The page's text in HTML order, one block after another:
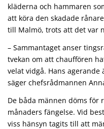
kläderna och hammaren
att köra den skadade
till Malmö, trots att det var
– Sammantaget anser
tvekan om att chauffören
velat vidgå. Hans
säger chefsrådmannen
De båda männen döms för
månaders fängelse. Vid
viss hänsyn tagits till att